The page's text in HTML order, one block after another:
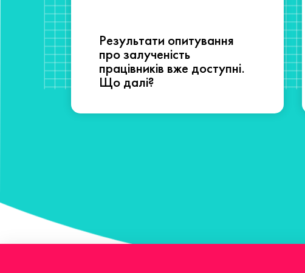
Результати опитування
про залученість
працівників вже доступні.
Що далі?